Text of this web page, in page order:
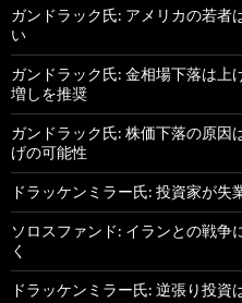
ガンドラック氏: アメリカの若者
い
ガンドラック氏: 金相場下落は上
増しを推奨
ガンドラック氏: 株価下落の原因
げの可能性
ドラッケンミラー氏: 投資家が失
ソロスファンド: イランとの戦争
く
ドラッケンミラー氏: 逆張り投資